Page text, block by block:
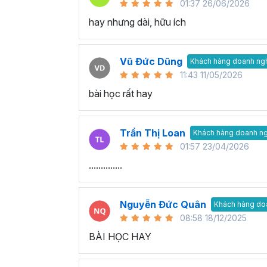
01:37 26/06/2026
hay nhưng dài, hữu ích
Vũ Đức Dũng Khách hàng doanh
11:43 11/05/2026
bài học rất hay
Trần Thị Loan Khách hàng doanh
01:57 23/04/2026
..............
Nguyễn Đức Quân Khách hàng
08:58 18/12/2025
BÀI HỌC HAY